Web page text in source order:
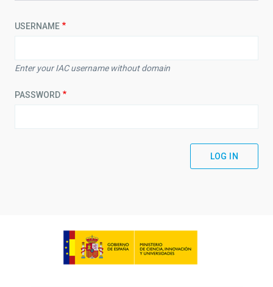
USERNAME
Enter your IAC username without domain
PASSWORD